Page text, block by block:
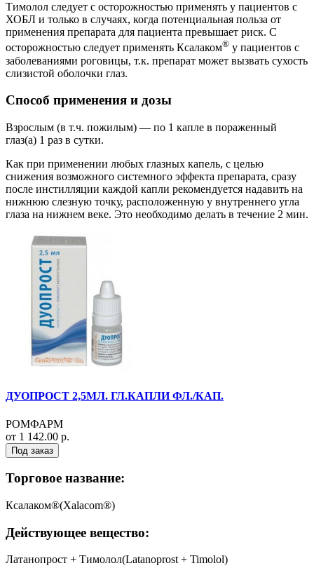
Тимолол следует с осторожностью применять у пациентов с
ХОБЛ и только в случаях, когда потенциальная польза от
применения препарата для пациента превышает риск. С
осторожностью следует применять Ксалаком® у пациентов с
заболеваниями роговицы, т.к. препарат может вызвать сухость
слизистой оболочки глаз.
Способ применения и дозы
Взрослым (в т.ч. пожилым) — по 1 капле в пораженный
глаз(а) 1 раз в сутки.
Как при применении любых глазных капель, с целью
снижения возможного системного эффекта препарата, сразу
после инстилляции каждой капли рекомендуется надавить на
нижнюю слезную точку, расположенную у внутреннего угла
глаза на нижнем веке. Это необходимо делать в течение 2 мин.
ДУОПРОСТ 2,5МЛ. ГЛ.КАПЛИ ФЛ./КАП.
РОМФАРМ
от 1 142.00 р.
Под заказ
Торговое название:
Ксалаком®(Xalacom®)
Действующее вещество:
Латанопрост + Тимолол(Latanoprost + Timolol)